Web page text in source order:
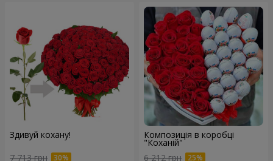
Здивуй кохану!
7 713 грн
Композиція в коробці
"Коханій"
6 212 грн